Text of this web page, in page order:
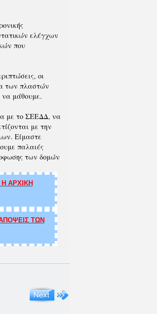
ελέγχων
που
οι
των πλαστών
να μάθουμε.
με το ΣΕΕΔΔ, να
με την
Είμαστε
παλαιές
των δομών
ΑΡΧΙΚΗ
ΤΩΝ